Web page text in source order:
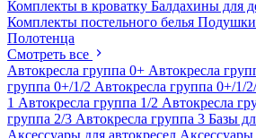
Комплекты в кроватку Балдахины для
Комплекты постельного белья Подушки
Полотенца
Смотреть все
Автокресла группа 0+ Автокресла
группа 0+/1/2 Автокресла группа 0+/1/
1 Автокресла группа 1/2 Автокресла
группа 2/3 Автокресла группа 3 Базы
Аксессуары для автокресел